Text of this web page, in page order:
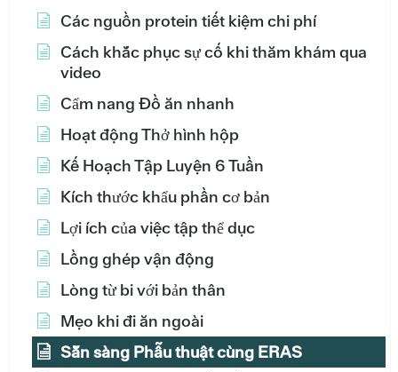
Các nguồn protein tiết kiệm chi phí
Cách khắc phục sự cố khi thăm khám qua
video
Cẩm nang Đồ ăn nhanh
Hoạt động Thở hình hộp
Kế Hoạch Tập Luyện 6 Tuần
Kích thước khẩu phần cơ bản
Lợi ích của việc tập thể dục
Lồng ghép vận động
Lòng từ bi với bản thân
Mẹo khi đi ăn ngoài
Sẵn sàng Phẫu thuật cùng ERAS